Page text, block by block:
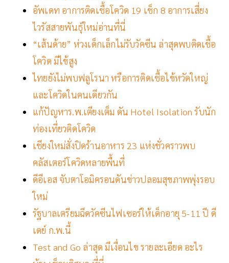
อัพเดท อาการติดเชื้อโควิด 19 เช็ก 8 อาการเสี่ยง
ไวรัสสายพันธุ์ใหม่อ่านที่นี่
“เส้นด้าย” ห่วงเด็กเล็กไม่รับวัคซีน ล่าสุดพบติดเชื้อ
โควิด มีไข้สูง
ไทยยังไม่พบฟลูโรนา หรือการติดเชื้อไข้หวัดใหญ่
และโควิดในคนเดียวกัน
แก้ปัญหาร.พ.เตียงเต็ม ดัน Hotel Isolation รับนัก
ท่องเที่ยวติดโควิด
เชียงใหม่สั่งปิดร้านอาหาร 23 แห่งชั่วคราวพบ
คลัสเตอร์โควิดหลายพื้นที่
ดีอีเอส จับตาโอมิครอนดันข่าวปลอมสุขภาพพุ่งรอบ
ใหม่
รัฐบาลเตรียมฉีดวัคซีนไฟเซอร์ให้เด็กอายุ 5-11 ปี ดี
เดย์ ก.พ.นี้
Test and Go ล่าสุด มีเงื่อนไข รายละเอียด อะไร